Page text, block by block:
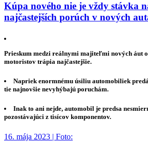
Kúpa nového nie je vždy stávka
najčastejších porúch v nových
Prieskum medzi reálnymi majiteľmi nových áut
motoristov trápia najčastejšie.
Napriek enormnému úsiliu automobiliek
tie najnovšie nevyhýbajú poruchám.
Inak to ani nejde, automobil je predsa
pozostávajúci z tisícov komponentov.
16. mája 2023 | Foto: